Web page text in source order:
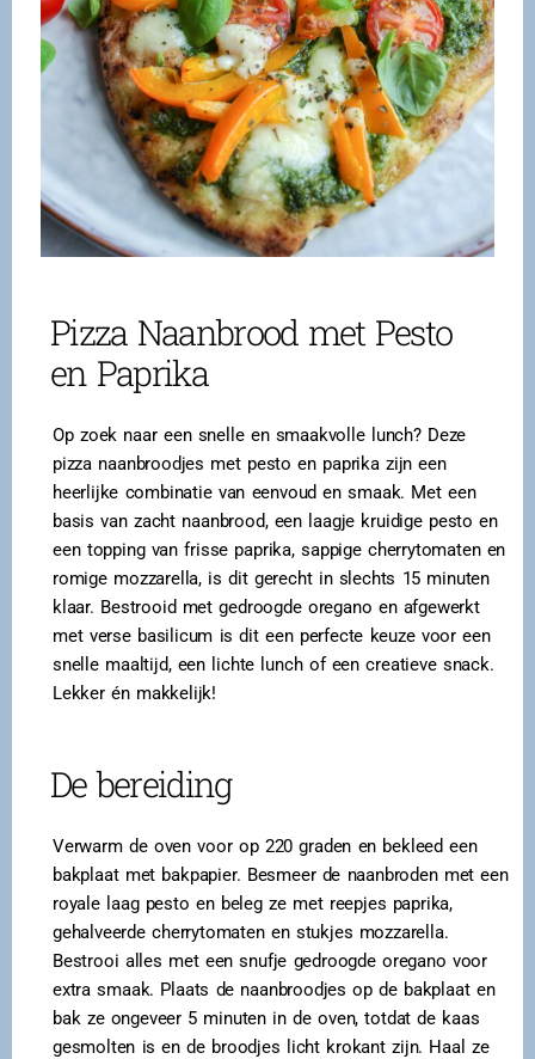
Pizza Naanbrood met Pesto
en Paprika
Op zoek naar een snelle en smaakvolle lunch? Deze
pizza naanbroodjes met pesto en paprika zijn een
heerlijke combinatie van eenvoud en smaak. Met een
basis van zacht naanbrood, een laagje kruidige pesto en
een topping van frisse paprika, sappige cherrytomaten en
romige mozzarella, is dit gerecht in slechts 15 minuten
klaar. Bestrooid met gedroogde oregano en afgewerkt
met verse basilicum is dit een perfecte keuze voor een
snelle maaltijd, een lichte lunch of een creatieve snack.
Lekker én makkelijk!
De bereiding
Verwarm de oven voor op 220 graden en bekleed een
bakplaat met bakpapier. Besmeer de naanbroden met een
royale laag pesto en beleg ze met reepjes paprika,
gehalveerde cherrytomaten en stukjes mozzarella.
Bestrooi alles met een snufje gedroogde oregano voor
extra smaak. Plaats de naanbroodjes op de bakplaat en
bak ze ongeveer 5 minuten in de oven, totdat de kaas
gesmolten is en de broodjes licht krokant zijn. Haal ze